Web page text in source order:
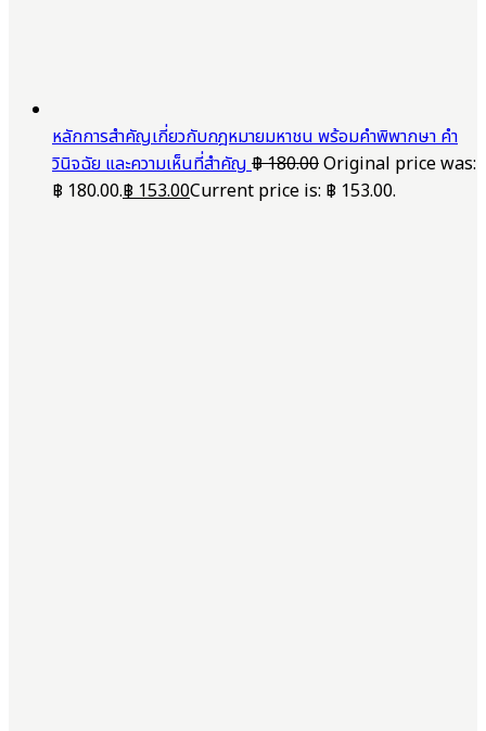
หลักการสำคัญเกี่ยวกับกฎหมายมหาชน พร้อมคำพิพากษา คำ
วินิจฉัย และความเห็นที่สำคัญ฿180.00Original price was:
฿ 180.00.฿153.00Current price is: ฿ 153.00.